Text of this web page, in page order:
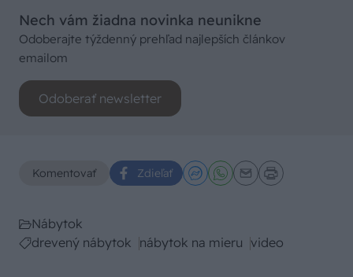
Nech vám žiadna novinka neunikne
Odoberajte týždenný prehľad najlepších článkov
emailom
Odoberať newsletter
Komentovať Zdieľať
Nábytok
drevený nábytok nábytok na mieru video